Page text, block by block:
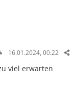
16.01.2024, 00:22
viel erwarten